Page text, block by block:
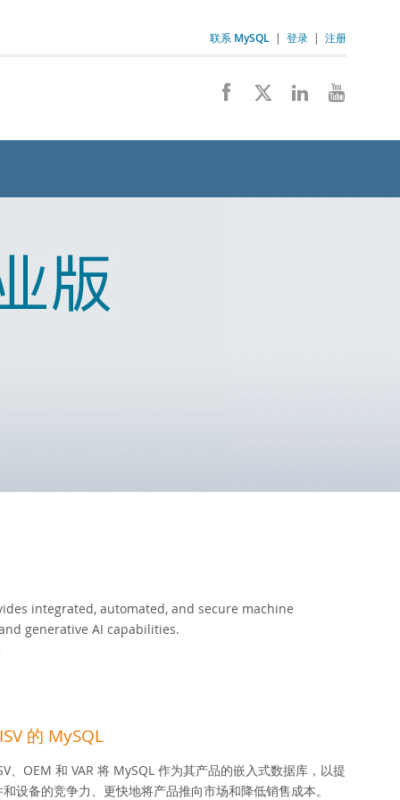
联系 MySQL | 登录 | 注册
integrated, automated, and secure machine
generative AI capabilities.
的 MySQL
、OEM 和 VAR 将 MySQL 作为其产品的嵌入式数据库，以提
设备的竞争力、更快地将产品推向市场和降低销售成本。